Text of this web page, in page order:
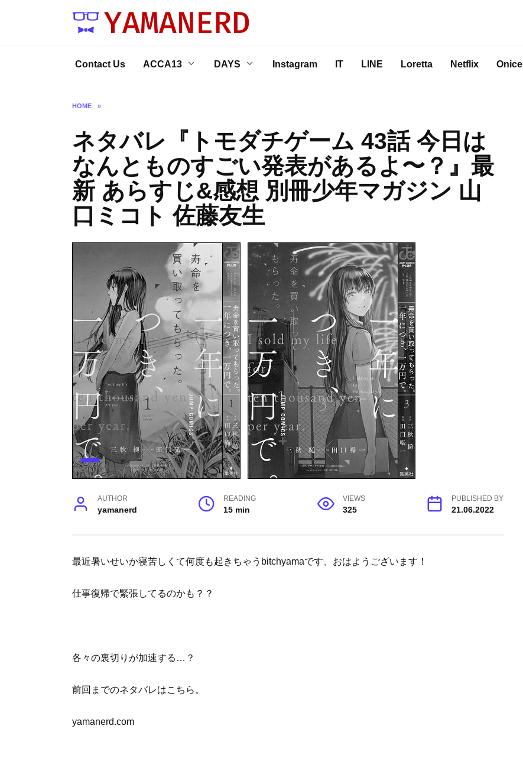
Contact Us ACCA13 DAYS Instagram IT LINE Loretta Netflix Onice
HOME »
ネタバレ『トモダチゲーム 43話 今日は
なんとものすごい発表があるよ〜？』最
新 あらすじ&感想 別冊少年マガジン 山
口ミコト 佐藤友生
AUTHOR
yamanerd
READING
15 min
VIEWS
325
PUBLISHED BY
21.06.2022
最近暑いせいか寝苦しくて何度も起きちゃうbitchyamaです、おはようございます！
仕事復帰で緊張してるのかも？？
各々の裏切りが加速する…？
前回までのネタバレはこちら。
yamanerd.com